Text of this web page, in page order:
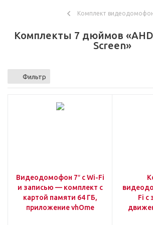
Комплект
Комплекты 7 дюймов «AHD
Screen»
Фильтр
Видеодомофон 7″ с Wi-Fi
и записью — комплект с
картой памяти 64 ГБ,
приложение vhOme
Fi с